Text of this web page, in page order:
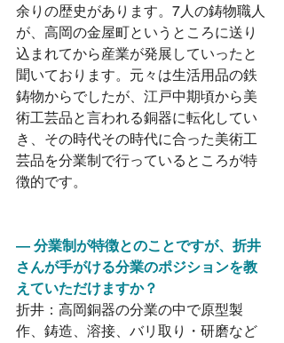
余りの歴史があります。7人の鋳物職人
が、高岡の金屋町というところに送り
込まれてから産業が発展していったと
聞いております。元々は生活用品の鉄
鋳物からでしたが、江戸中期頃から美
術工芸品と言われる銅器に転化してい
き、その時代その時代に合った美術工
芸品を分業制で行っているところが特
徴的です。
― 分業制が特徴とのことですが、折井
さんが手がける分業のポジションを教
えていただけますか？
折井：高岡銅器の分業の中で原型製
作、鋳造、溶接、バリ取り・研磨など